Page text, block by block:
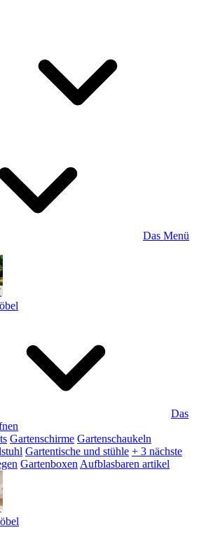
Das Menü
Das
Gartenschirme Gartenschaukeln
Gartentische und stühle + 3 nächste
Gartenboxen Aufblasbaren artikel